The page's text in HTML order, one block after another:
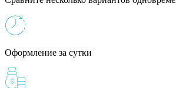
Оформление за сутки